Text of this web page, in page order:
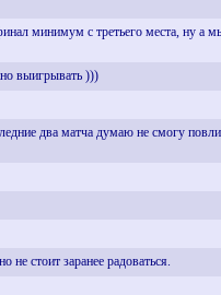
минимум с третьего места, ну а
выигрывать )))
два матча думаю не смогу
стоит заранее радоваться.